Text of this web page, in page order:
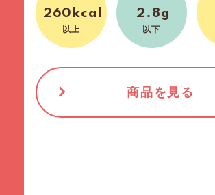
260kcal
以上
2.8g
以下
商品を見る